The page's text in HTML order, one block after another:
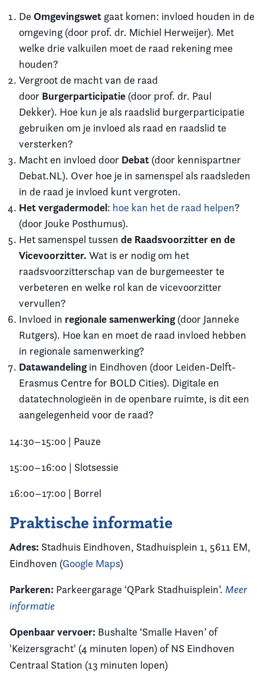
De Omgevingswet gaat komen: invloed houden in de
omgeving (door prof. dr. Michiel Herweijer). Met
welke drie valkuilen moet de raad rekening mee
houden?
Vergroot de macht van de raad
door Burgerparticipatie (door prof. dr. Paul
Dekker). Hoe kun je als raadslid burgerparticipatie
gebruiken om je invloed als raad en raadslid te
versterken?
Macht en invloed door Debat (door kennispartner
Debat.NL). Over hoe je in samenspel als raadsleden
in de raad je invloed kunt vergroten.
Het vergadermodel: hoe kan het de raad helpen?
(door Jouke Posthumus).
Het samenspel tussen de Raadsvoorzitter en de
Vicevoorzitter. Wat is er nodig om het
raadsvoorzitterschap van de burgemeester te
verbeteren en welke rol kan de vicevoorzitter
vervullen?
Invloed in regionale samenwerking(door Janneke
Rutgers). Hoe kan en moet de raad invloed hebben
in regionale samenwerking?
Datawandelingin Eindhoven (door Leiden-Delft-
Erasmus Centre for BOLD Cities). Digitale en
datatechnologieën in de openbare ruimte, is dit een
aangelegenheid voor de raad?
14:30–15:00 | Pauze
15:00–16:00 | Slotsessie
16:00–17:00 | Borrel
Praktische informatie
Adres: Stadhuis Eindhoven, Stadhuisplein 1, 5611 EM,
Eindhoven (Google Maps)
Parkeren: Parkeergarage ‘QPark Stadhuisplein’. Meer
informatie
Openbaar vervoer: Bushalte ‘Smalle Haven’ of
'Keizersgracht' (4 minuten lopen) of NS Eindhoven
Centraal Station (13 minuten lopen)